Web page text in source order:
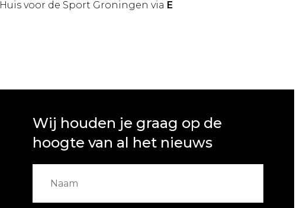
voor de Sport Groningen via E
Wij houden je graag op de
hoogte van al het nieuws